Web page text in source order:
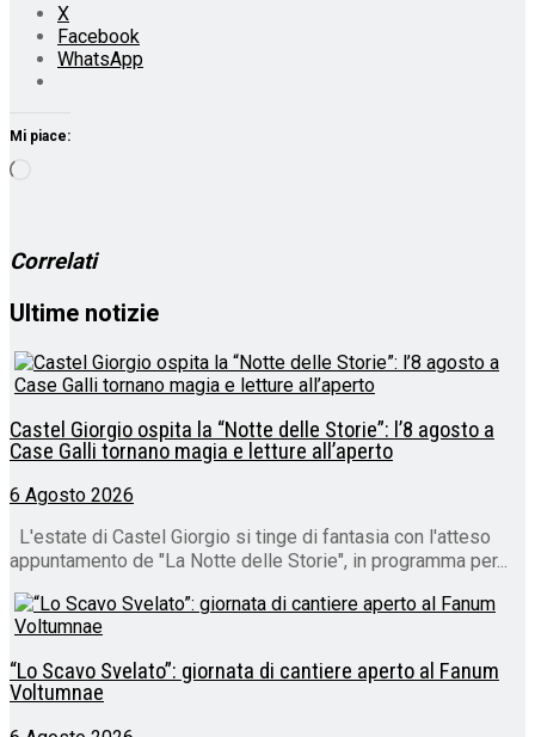
X
Facebook
WhatsApp
Mi piace:
Correlati
Ultime notizie
Castel Giorgio ospita la “Notte delle Storie”: l’8 agosto a
Case Galli tornano magia e letture all’aperto
6 Agosto 2026
L'estate di Castel Giorgio si tinge di fantasia con l'atteso
appuntamento de "La Notte delle Storie", in programma per...
“Lo Scavo Svelato”: giornata di cantiere aperto al Fanum
Voltumnae